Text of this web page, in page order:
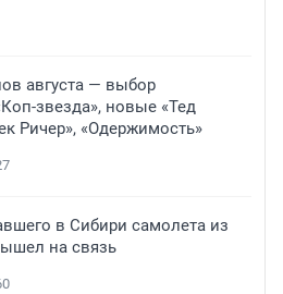
августа — выбор
звезда», новые «Тед
Ричер», «Одержимость»
в Сибири самолета из
на связь